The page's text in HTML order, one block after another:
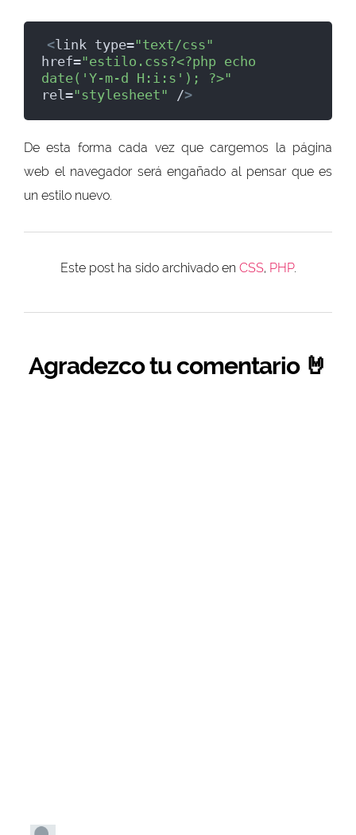
<link type="text/css"
href="estilo.css?<?php echo
date('Y-m-d H:i:s'); ?>"
rel="stylesheet" />
De esta forma cada vez que cargemos la página
web el navegador será engañado al pensar que es
un estilo nuevo.
Este post ha sido archivado en CSS, PHP.
Agradezco tu comentario 🤘